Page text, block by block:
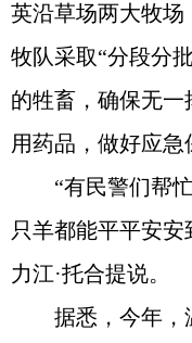
英沿草场两大牧场
牧队采取“分段分
的牲畜，确保无
用药品，做好应急
“有民警们帮
只羊都能平平安
力江·托合提说。
据悉，今年，